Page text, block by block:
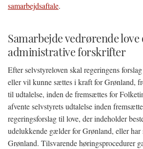
samarbejdsaftale.
Samarbejde vedrørende love
administrative forskrifter
Efter selvstyreloven skal regeringens
eller vil kunne sættes i kraft for Grønland,
til udtalelse, inden de fremsættes for
afvente selvstyrets udtalelse inden
regeringsforslag til love, der indeholder
udelukkende gælder for Grønland, eller
Grønland. Tilsvarende høringsprocedurer